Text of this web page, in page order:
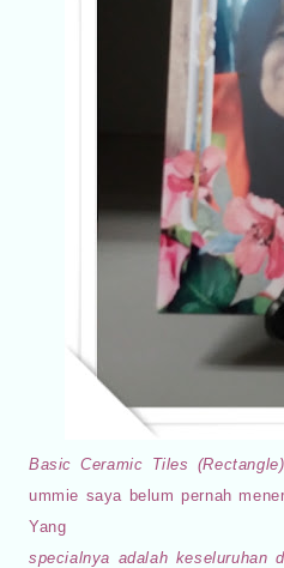
Basic Ceramic Tiles
ummie saya belum pernah
Yang
specialnya adalah keseluruhan